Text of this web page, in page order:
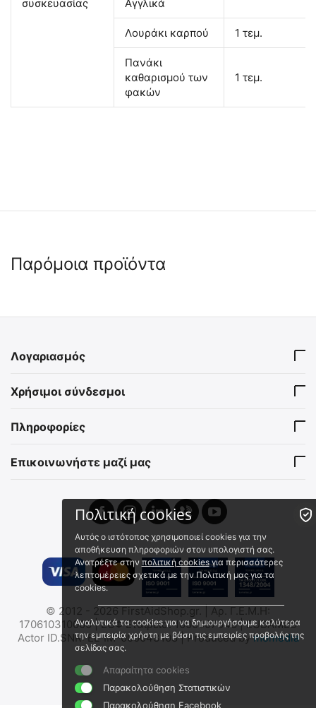
συσκευασίας
Αγγλικά
Λουράκι καρπού 1 τεμ.
Πανάκι
καθαρισμού των
φακών
1 τεμ.
Παρόμοια προϊόντα
NIGHT VISION PULSAR
Digital NV Forward FN455S
Άμεσα διαθέσιμο
εργάσιμες
Λογαριασμός
Χρήσιμοι σύνδεσμοι
Πληροφορίες
Επικοινωνήστε μαζί μας
© 2012 - 2026 FirstAidShop.gr. | Αρ. Γ.Ε.Μ.Η:
170610310000 | ΕΟΦ Εταιρεία: 1000007048 | EUDAMED
Actor ID.SNR: EL-IM-000043108 | Produced bymomedia
Πολιτική cookies
Αυτός ο ιστότοπος χρησιμοποιεί cookies για την
αποθήκευση πληροφοριών στον υπολογιστή σας.
Ανατρέξτε στην πολιτική cookiesγια περισσότερες
λεπτομέρειες σχετικά με την Πολιτική μας για τα
cookies.
Αναλυτικά τα cookies για να δημιουργήσουμε καλύτερα
την εμπειρία χρήστη με βάση τις εμπειρίες προβολής της
σελίδας σας.
Απαραίτητα cookies
Παρακολούθηση Στατιστικών
Παρακολούθηση Facebook